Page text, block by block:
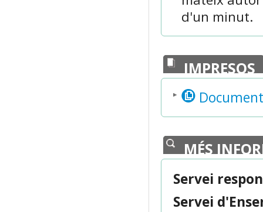
d'un minut.
IMPRESOS
MÉS
Servei
Servei